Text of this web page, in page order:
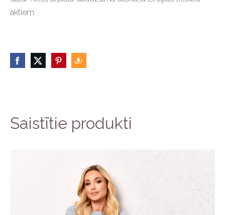
aktiem.
Saistītie produkti